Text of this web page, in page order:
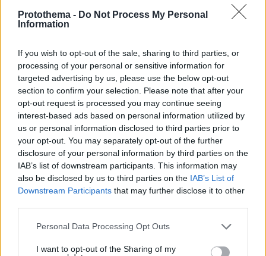
Protothema - Do Not Process My Personal
Information
If you wish to opt-out of the sale, sharing to third parties, or
processing of your personal or sensitive information for
targeted advertising by us, please use the below opt-out
section to confirm your selection. Please note that after your
opt-out request is processed you may continue seeing
interest-based ads based on personal information utilized by
us or personal information disclosed to third parties prior to
your opt-out. You may separately opt-out of the further
disclosure of your personal information by third parties on the
IAB’s list of downstream participants. This information may
also be disclosed by us to third parties on the IAB’s List of
Downstream Participants that may further disclose it to other
Please note that this website/app uses one or more Google
not limited to your visit or usage behaviour. You may click to
Personal Data Processing Opt Outs
I want to opt-out of the Sharing of my
όταν χρειάζεται να βελτιστοποιήσουν την
αποστολή τους σε πραγματικό χρόνο με βάση
στα οχήματα θα υπάρχουν τοποθετημένοι
ρομποτικοί βραχίονες οι οποίοι θα χρησιμεύουν
για τη λήψη δειγμάτων ή για επιθεώρηση
παράκτιων εγκαταστάσεων. Το γεγονός ότι τα
οχήματα είναι αυτόνομα μειώνει το κόστος
ανάπτυξης τους σε διάφορες αποστολές και
μας επιτρέπει τη συνεχή παρατήρηση περιοχών
οπού υπάρχει ενδιαφέρον», προσθέτει ο κ.
Παπαηλιάς.
Δοκιμές σε Βαρκελώνη, Σαντορίνη και
Λιθουανία